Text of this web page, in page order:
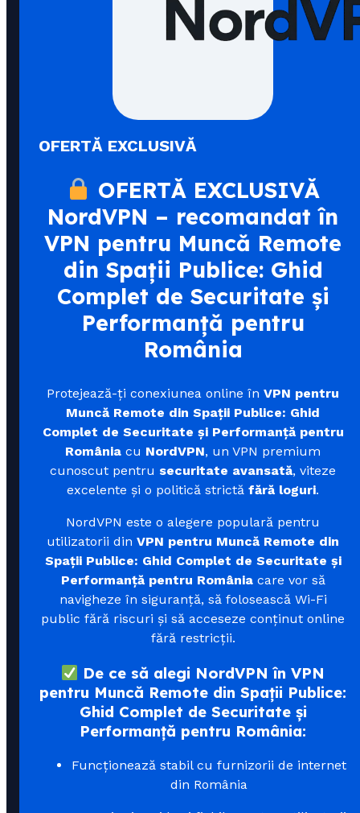
OFERTĂ EXCLUSIVĂ
OFERTĂ EXCLUSIVĂ
NordVPN – recomandat în
VPN pentru Muncă Remote
din Spații Publice: Ghid
Complet de Securitate și
Performanță pentru
România
Protejează-ți conexiunea online în VPN pentru
Muncă Remote din Spații Publice: Ghid
Complet de Securitate și Performanță pentru
România cu NordVPN, un VPN premium
cunoscut pentru securitate avansată, viteze
excelente și o politică strictă fără loguri.
NordVPN este o alegere populară pentru
utilizatorii din VPN pentru Muncă Remote din
Spații Publice: Ghid Complet de Securitate și
Performanță pentru Româniacare vor să
navigheze în siguranță, să folosească Wi-Fi
public fără riscuri și să acceseze conținut online
fără restricții.
De ce să alegi NordVPN în VPN
pentru Muncă Remote din Spații Publice:
Ghid Complet de Securitate și
Performanță pentru România:
Funcționează stabil cu furnizorii de internet
din România